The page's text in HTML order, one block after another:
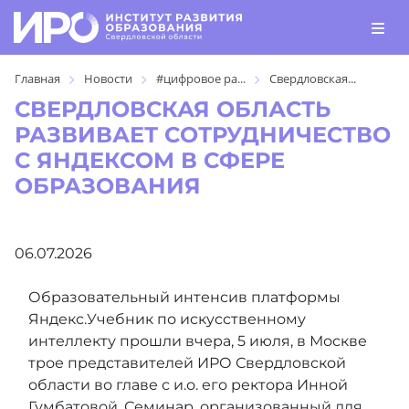
Главная Новости #цифровое ра... Свердловская...
СВЕРДЛОВСКАЯ ОБЛАСТЬ
РАЗВИВАЕТ СОТРУДНИЧЕСТВО
С ЯНДЕКСОМ В СФЕРЕ
ОБРАЗОВАНИЯ
06.07.2026
Образовательный интенсив платформы
Яндекс.Учебник по искусственному
интеллекту прошли вчера, 5 июля, в Москве
трое представителей ИРО Свердловской
области во главе с и.о. его ректора Инной